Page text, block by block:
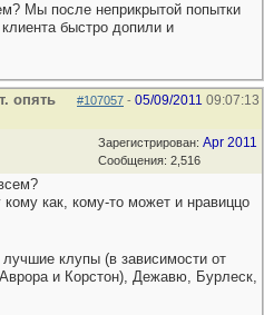
Мы после неприкрытой попытки
быстро допили и
#107057 - 05/09/2011 09:07:13
опять
Зарегистрирован: Apr 2011
Сообщения: 2,516
как, кому-то может и нравиццо
клупы (в зависимости от
и Корстон), Дежавю, Бурлеск,